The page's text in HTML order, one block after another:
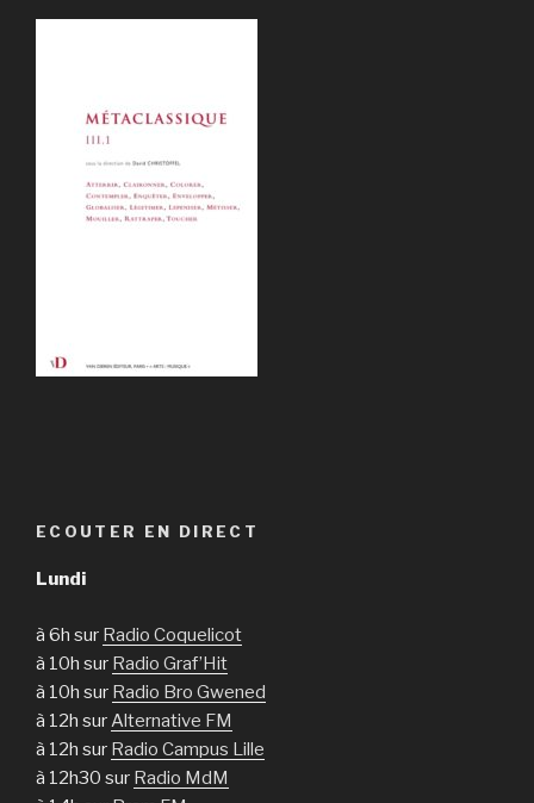
ECOUTER EN DIRECT
Lundi
à 6h sur Radio Coquelicot
à 10h sur Radio Graf’Hit
à 10h sur Radio Bro Gwened
à 12h sur Alternative FM
à 12h sur Radio Campus Lille
à 12h30 sur Radio MdM